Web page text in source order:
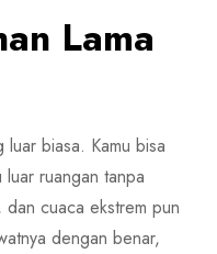
Lama
luar biasa. Kamu bisa
ruangan tanpa
dan cuaca ekstrem pun
dengan benar,